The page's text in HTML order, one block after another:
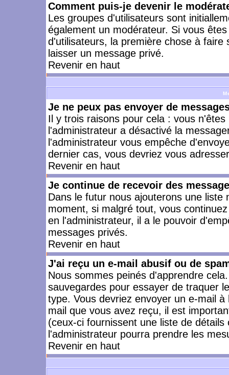
Comment puis-je devenir le
Les groupes d'utilisateurs sont
également un modérateur. Si vous
d'utilisateurs, la première chose à
laisser un message privé.
Revenir en haut
Je ne peux pas envoyer de
Il y trois raisons pour cela : vous
l'administrateur a désactivé la
l'administrateur vous empêche
dernier cas, vous devriez vous
Revenir en haut
Je continue de recevoir des
Dans le futur nous ajouterons une
moment, si malgré tout, vous
en l'administrateur, il a le pouvoir
messages privés.
Revenir en haut
J'ai reçu un e-mail abusif ou de
Nous sommes peinés d'apprendre
sauvegardes pour essayer de traquer
type. Vous devriez envoyer un e-mail
mail que vous avez reçu, il est
(ceux-ci fournissent une liste de
l'administrateur pourra prendre les
Revenir en haut